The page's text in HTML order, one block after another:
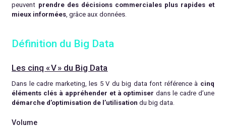
peuvent prendre des décisions commerciales plus rapides et
mieux informées , grâce aux données.
Définition du Big Data
Les cinq « V » du Big Data
Dans le cadre marketing, les 5 V du big data font référence à cinq
éléments clés à appréhender et à optimiser dans le cadre d’une
démarche d’optimisation de l’utilisation du big data.
Volume